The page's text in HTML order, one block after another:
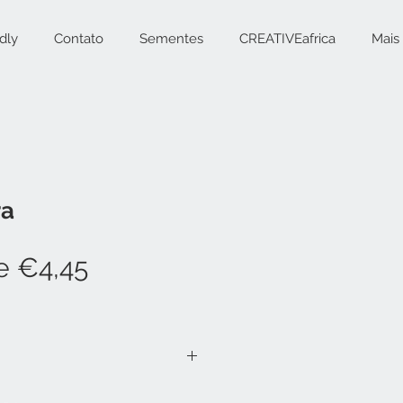
Contato Sementes CREATIVEafrica Mais
€4,45Preço